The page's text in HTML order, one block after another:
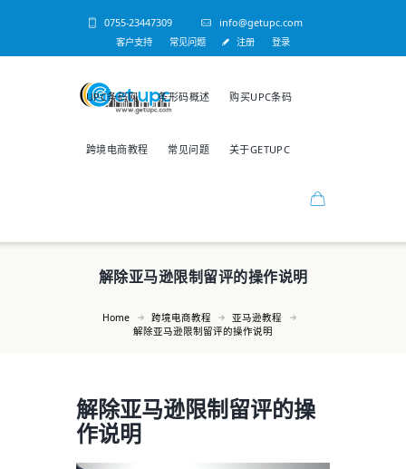
0755-23447309 info@getupc.com
客户支持 常见问题 注册 登录
UPC条码网 条形码概述 购买UPC条码
跨境电商教程 常见问题 关于GETUPC
解除亚马逊限制留评的操作说明
Home 跨境电商教程
亚马逊教程
解除亚马逊限制留评的操作说明
解除亚马逊限制留评的操
作说明